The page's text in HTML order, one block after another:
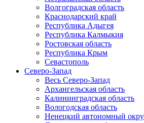
Волгоградская область
Краснодарский край
Республика Адыгея
Республика Калмыкия
Ростовская область
Республика Крым
Севастополь
Северо-Запад
Весь Северо-Запад
Архангельская область
Калининградская область
Вологодская область
Ненецкий автономный